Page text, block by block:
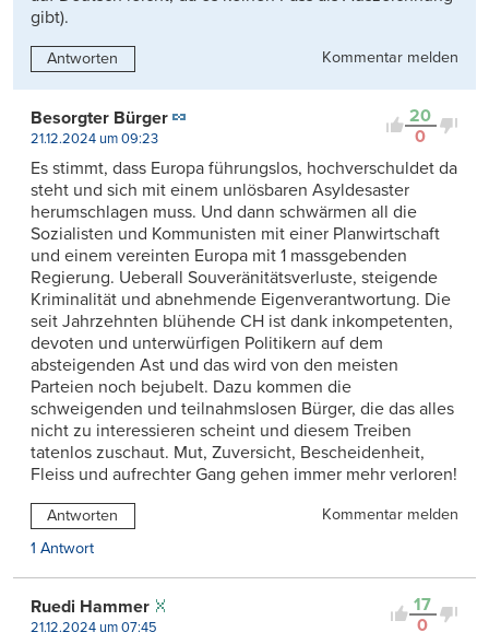
gibt).
Antworten Kommentar melden
20
0
Besorgter Bürger
21.12.2024 um 09:23
Es stimmt, dass Europa führungslos, hochverschuldet da
steht und sich mit einem unlösbaren Asyldesaster
herumschlagen muss. Und dann schwärmen all die
Sozialisten und Kommunisten mit einer Planwirtschaft
und einem vereinten Europa mit 1 massgebenden
Regierung. Ueberall Souveränitätsverluste, steigende
Kriminalität und abnehmende Eigenverantwortung. Die
seit Jahrzehnten blühende CH ist dank inkompetenten,
devoten und unterwürfigen Politikern auf dem
absteigenden Ast und das wird von den meisten
Parteien noch bejubelt. Dazu kommen die
schweigenden und teilnahmslosen Bürger, die das alles
nicht zu interessieren scheint und diesem Treiben
tatenlos zuschaut. Mut, Zuversicht, Bescheidenheit,
Fleiss und aufrechter Gang gehen immer mehr verloren!
Antworten
Kommentar melden
1 Antwort
17
0
Ruedi Hammer
21.12.2024 um 07:45